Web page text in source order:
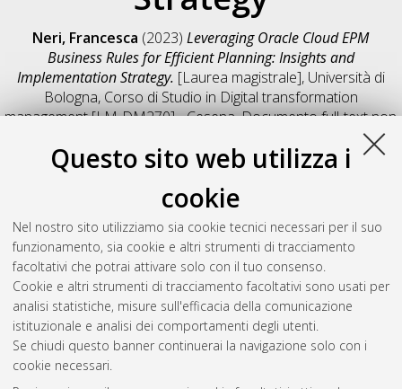
Questo sito web utilizza i
cookie
Nel nostro sito utilizziamo sia cookie tecnici necessari per il suo
funzionamento, sia cookie e altri strumenti di tracciamento
facoltativi che potrai attivare solo con il tuo consenso.
Cookie e altri strumenti di tracciamento facoltativi sono usati per
analisi statistiche, misure sull'efficacia della comunicazione
istituzionale e analisi dei comportamenti degli utenti.
Se chiudi questo banner continuerai la navigazione solo con i
cookie necessari.
Neri, Francesca (2023)Leveraging Oracle Cloud EPM
Business Rules for Efficient Planning: Insights and
Implementation Strategy. [Laurea magistrale], Università di
Bologna, Corso di Studio in Digital transformation
management [LM-DM270] - Cesena, Documento full-text non
Salva citazione
Condividi
Il full-text non è disponibile per scelta dell'autore. (
Abstract
Altri metadati
Gestione del documento: